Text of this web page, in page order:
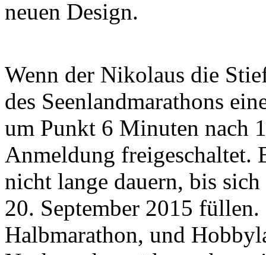
neuen Design.
Wenn der Nikolaus die
des Seenlandmarathons
um Punkt 6 Minuten nach
Anmeldung freigeschaltet.
nicht lange dauern, bis
20. September 2015
Halbmarathon, und